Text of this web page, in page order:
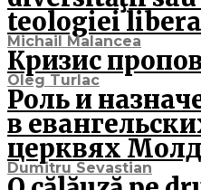
teologiei
Michail Malancea
Кризис
Oleg Turlac
Роль и
в
церквях
Dumitru Sevastian